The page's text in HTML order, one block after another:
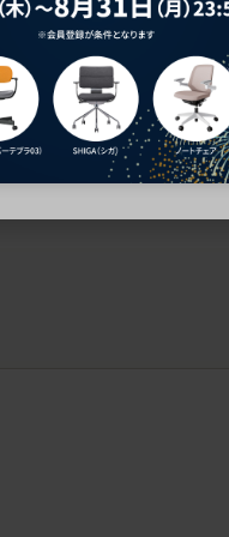
スチェア5選
椅子に座
疲れにく